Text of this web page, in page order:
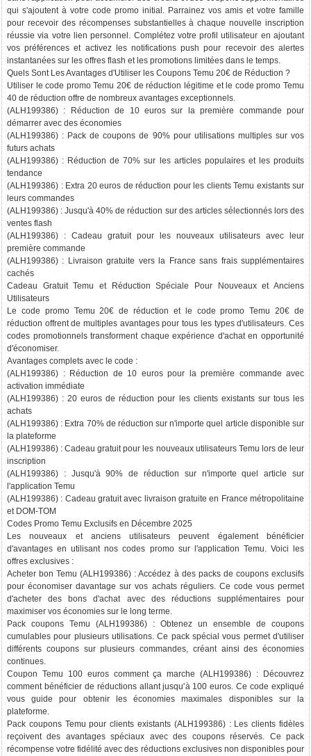
qui s'ajoutent à votre code promo initial. Parrainez vos amis et votre famille
pour recevoir des récompenses substantielles à chaque nouvelle inscription
réussie via votre lien personnel. Complétez votre profil utilisateur en ajoutant
vos préférences et activez les notifications push pour recevoir des alertes
instantanées sur les offres flash et les promotions limitées dans le temps.
Quels Sont Les Avantages d'Utiliser les Coupons Temu 20€ de Réduction ?
Utiliser le code promo Temu 20€ de réduction légitime et le code promo Temu
40 de réduction offre de nombreux avantages exceptionnels.
(ALH199386) : Réduction de 10 euros sur la première commande pour
démarrer avec des économies
(ALH199386) : Pack de coupons de 90% pour utilisations multiples sur vos
futurs achats
(ALH199386) : Réduction de 70% sur les articles populaires et les produits
tendance
(ALH199386) : Extra 20 euros de réduction pour les clients Temu existants sur
leurs commandes
(ALH199386) : Jusqu'à 40% de réduction sur des articles sélectionnés lors des
ventes flash
(ALH199386) : Cadeau gratuit pour les nouveaux utilisateurs avec leur
première commande
(ALH199386) : Livraison gratuite vers la France sans frais supplémentaires
cachés
Cadeau Gratuit Temu et Réduction Spéciale Pour Nouveaux et Anciens
Utilisateurs
Le code promo Temu 20€ de réduction et le code promo Temu 20€ de
réduction offrent de multiples avantages pour tous les types d'utilisateurs. Ces
codes promotionnels transforment chaque expérience d'achat en opportunité
d'économiser.
Avantages complets avec le code :
(ALH199386) : Réduction de 10 euros pour la première commande avec
activation immédiate
(ALH199386) : 20 euros de réduction pour les clients existants sur tous les
achats
(ALH199386) : Extra 70% de réduction sur n'importe quel article disponible sur
la plateforme
(ALH199386) : Cadeau gratuit pour les nouveaux utilisateurs Temu lors de leur
inscription
(ALH199386) : Jusqu'à 90% de réduction sur n'importe quel article sur
l'application Temu
(ALH199386) : Cadeau gratuit avec livraison gratuite en France métropolitaine
et DOM-TOM
Codes Promo Temu Exclusifs en Décembre 2025
Les nouveaux et anciens utilisateurs peuvent également bénéficier
d'avantages en utilisant nos codes promo sur l'application Temu. Voici les
offres exclusives :
Acheter bon Temu (ALH199386) : Accédez à des packs de coupons exclusifs
pour économiser davantage sur vos achats réguliers. Ce code vous permet
d'acheter des bons d'achat avec des réductions supplémentaires pour
maximiser vos économies sur le long terme.
Pack coupons Temu (ALH199386) : Obtenez un ensemble de coupons
cumulables pour plusieurs utilisations. Ce pack spécial vous permet d'utiliser
différents coupons sur plusieurs commandes, créant ainsi des économies
continues.
Coupon Temu 100 euros comment ça marche (ALH199386) : Découvrez
comment bénéficier de réductions allant jusqu'à 100 euros. Ce code expliqué
vous guide pour obtenir les économies maximales disponibles sur la
plateforme.
Pack coupons Temu pour clients existants (ALH199386) : Les clients fidèles
reçoivent des avantages spéciaux avec des coupons réservés. Ce pack
récompense votre fidélité avec des réductions exclusives non disponibles pour